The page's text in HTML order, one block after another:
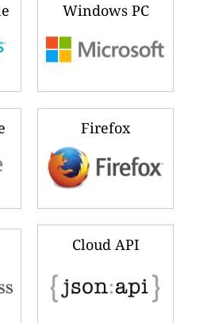
Windows PC
Firefox
Cloud API